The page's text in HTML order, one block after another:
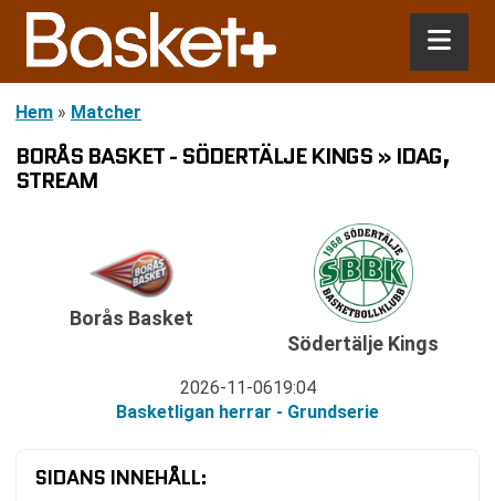
Hem » Matcher
BORÅS BASKET - SÖDERTÄLJE KINGS » IDAG,
STREAM
Borås Basket
2026-11-0619:04
Basketligan herrar - Grundserie
Södertälje Kings
SIDANS INNEHÅLL: